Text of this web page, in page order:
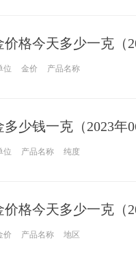
价格今天多少一克（
位 金价 产品名称
多少钱一克（2023年
位 产品名称 纯度
格今天多少一克（
价 产品名称 地区